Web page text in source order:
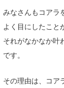
みなさんもコアラ
よく目にしたこと
それがなかなか叶
です。
その理由は、コア
Yasunari
Yoshiyuki
Colors
WAVAL
福島寿実子
中浦“JET”章
波伝説スタッフ
☆加藤
波伝説